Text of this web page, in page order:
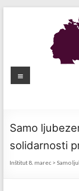
Inštitut
Meni
Samo
solidarnosti
Inštitut 8. marec >Samo